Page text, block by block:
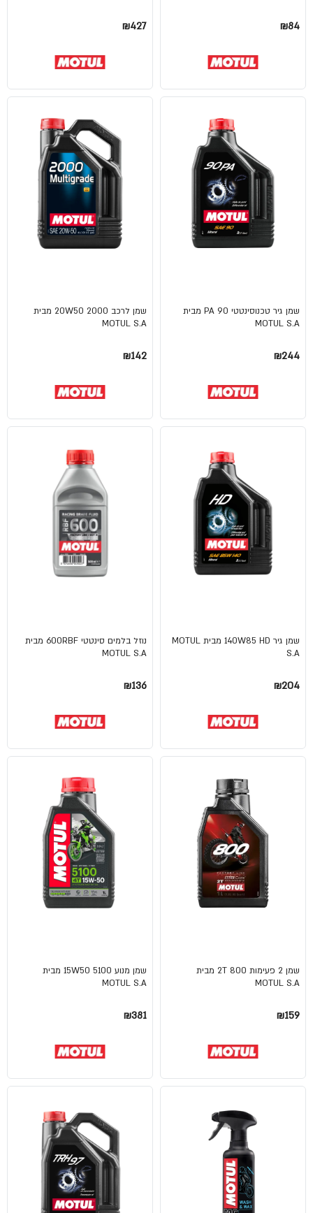
₪84
₪427
שמן גיר טכנוסינטטי 90 PA מבית
MOTUL S.A
₪244
שמן לרכב 20W50 2000 מבית
MOTUL S.A
₪142
שמן גיר 140W85 HD מבית MOTUL
S.A
₪204
נוזל בלמים סינטטי 600RBF מבית
MOTUL S.A
₪136
שמן 2 פעימות 2T 800 מבית
MOTUL S.A
₪159
שמן מנוע 15W50 5100 מבית
MOTUL S.A
₪381